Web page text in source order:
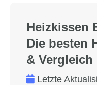
Heizkissen
Die besten
& Vergleich
Letzte